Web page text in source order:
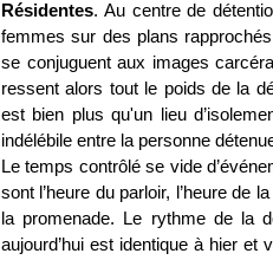
Résidentes. Au centre de
femmes sur des plans
se conjuguent aux images
ressent alors tout le poids de la
est bien plus qu'un lieu
indélébile entre la personne
Le temps contrôlé se vide
sont l’heure du parloir, l’heure de
la promenade. Le rythme de la
aujourd’hui est identique à hier et